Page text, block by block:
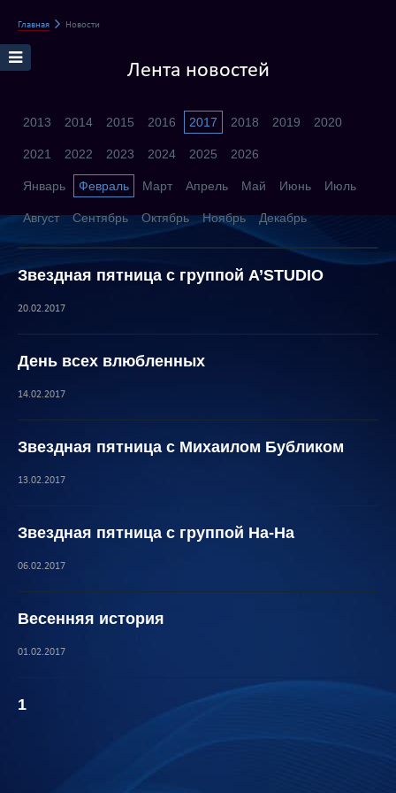
Главная Новости
Лента новостей
2013 2014 2015 2016 2017 2018 2019 2020
2021 2022 2023 2024 2025 2026
Январь Февраль Март Апрель Май Июнь Июль
Август Сентябрь Октябрь Ноябрь Декабрь
Звездная пятница с группой A’STUDIO
20.02.2017
День всех влюбленных
14.02.2017
Звездная пятница с Михаилом Бубликом
13.02.2017
Звездная пятница с группой На-На
06.02.2017
Весенняя история
01.02.2017
1